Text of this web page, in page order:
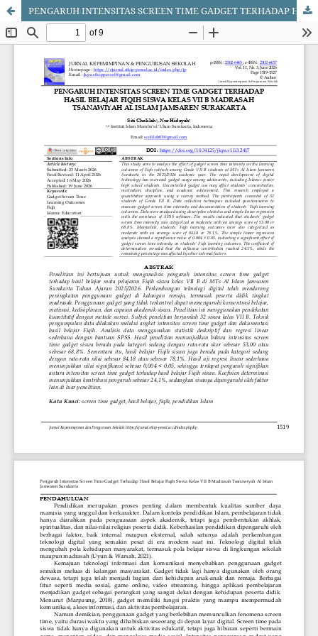
PENGARUH INTENSITAS SCREEN TIME GADGET TERHADAP HASIL BELAJAR FIQIH SISWA KELAS VII B MADRASAH TSANAWIYAH AL ISLAM JAMSAREN SURAKARTA